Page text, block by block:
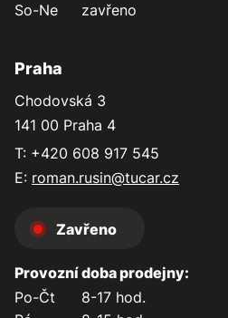
So-Ne
zavřeno
Praha
Chodovská 3
141 00 Praha 4
T: +420 608 917 545
E: roman.rusin@tucar.cz
Zavřeno
Provozní doba prodejny:
Po-Čt
8-17 hod.